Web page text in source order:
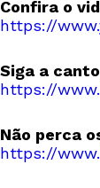
Confira o
https://
Siga a
https://
Não perca
https://